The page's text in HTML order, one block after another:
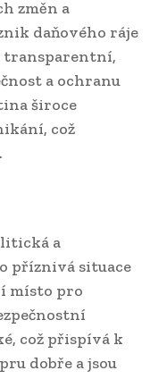
změn a
daňového ráje
transparentní,
a ochranu
široce
což
a
příznivá situace
místo pro
což přispívá k
dobře a jsou